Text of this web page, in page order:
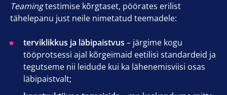
Teamingtestimise kõrgtaset, pöörates erilist
tähelepanu just neile nimetatud teemadele:
terviklikkus ja läbipaistvus – järgime kogu
tööprotsessi ajal kõrgeimaid eetilisi standardeid ja
tegutseme nii leidude kui ka lähenemisviisi osas
läbipaistvalt;